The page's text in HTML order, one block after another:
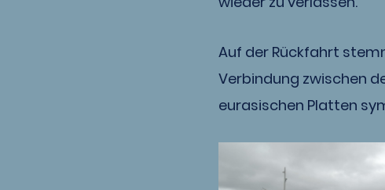
Auf der Rückfahrt
Verbindung zwischen
eurasischen Platten